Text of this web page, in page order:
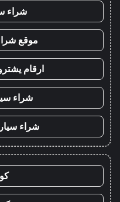
شراء
موقع
ارقام
شراء
شراء